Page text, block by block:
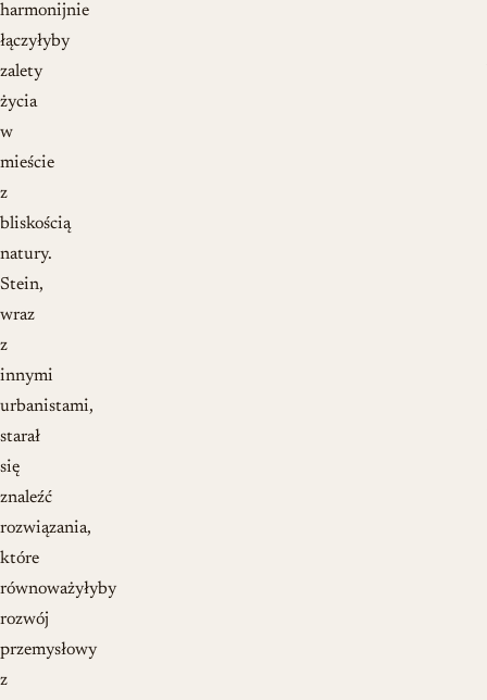
harmonijnie
łączyłyby
zalety
życia
w
mieście
z
bliskością
natury.
Stein,
wraz
z
innymi
urbanistami,
starał
się
znaleźć
rozwiązania,
które
równoważyłyby
rozwój
przemysłowy
z